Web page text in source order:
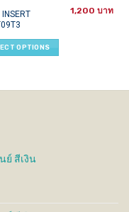
1,200
OPTIONS
ย์ สีเงิน